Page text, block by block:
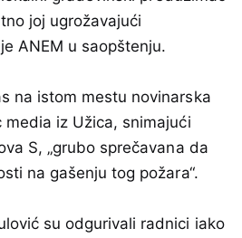
joj ugrožavajući
ANEM u saopštenju.
na istom mestu novinarska
media iz Užica, snimajući
S, „grubo sprečavana da
na gašenju tog požara“.
su odgurivali radnici iako